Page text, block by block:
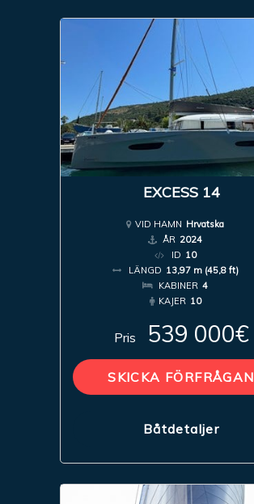
EXCESS 14
VID HAMN Hrvatska
ÅR 2024
ID 10
LÄNGD 13,97 m (45,8 ft)
KABINER 4
KAJER 10
Pris 539 000€
SKICKA FÖRFRÅGAN
Båtdetaljer